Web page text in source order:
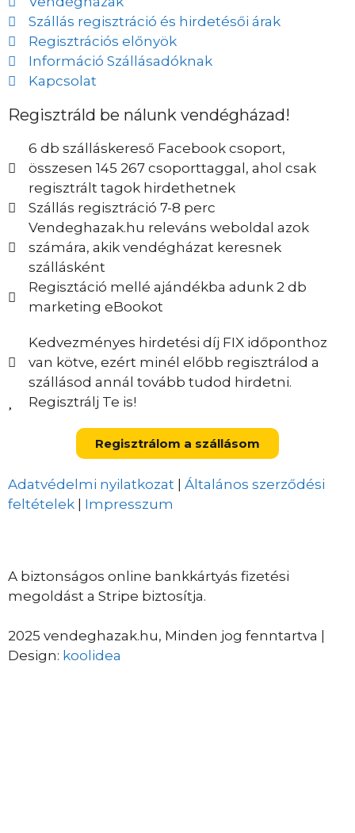
Szállás regisztráció és hirdetésői árak
Regisztrációs előnyök
Információ Szállásadóknak
Kapcsolat
Regisztráld be nálunk vendégházad!
6 db szálláskereső Facebook csoport,
összesen 145 267 csoporttaggal, ahol csak
regisztrált tagok hirdethetnek
Szállás regisztráció 7-8 perc
Vendeghazak.hu releváns weboldal azok
számára, akik vendégházat keresnek
szállásként
Regisztáció mellé ajándékba adunk 2 db
marketing eBookot
Kedvezményes hirdetési díj FIX időponthoz
van kötve, ezért minél előbb regisztrálod a
szállásod annál tovább tudod hirdetni.
Regisztrálj Te is!
Regisztrálom a szállásom
Adatvédelmi nyilatkozat
Általános szerződési
feltételek
Impresszum
A biztonságos online bankkártyás fizetési
megoldást a Stripe biztosítja.
2025 vendeghazak.hu, Minden jog fenntartva |
Design: koolidea